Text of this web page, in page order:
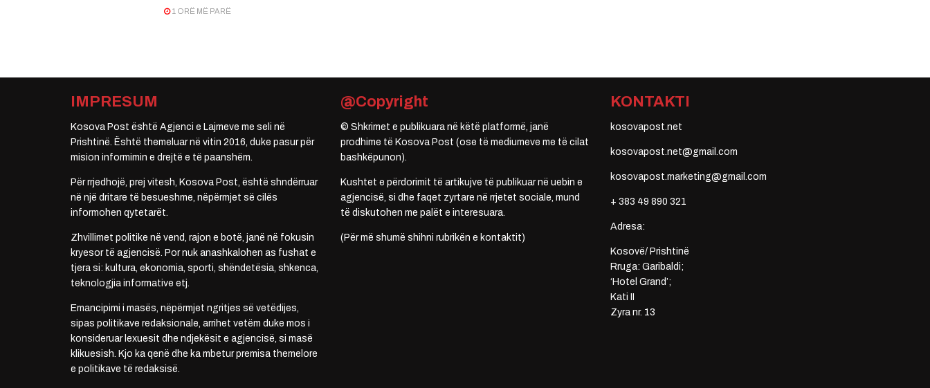
1 ORË MË PARË
IMPRESUM
Kosova Post është Agjenci e Lajmeve me seli në
Prishtinë. Është themeluar në vitin 2016, duke pasur për
mision informimin e drejtë e të paanshëm.
Për rrjedhojë, prej vitesh, Kosova Post, është shndërruar
në një dritare të besueshme, nëpërmjet së cilës
informohen qytetarët.
Zhvillimet politike në vend, rajon e botë, janë në fokusin
kryesor të agjencisë. Por nuk anashkalohen as fushat e
tjera si: kultura, ekonomia, sporti, shëndetësia, shkenca,
teknologjia informative etj.
Emancipimi i masës, nëpërmjet ngritjes së vetëdijes,
sipas politikave redaksionale, arrihet vetëm duke mos i
konsideruar lexuesit dhe ndjekësit e agjencisë, si masë
klikuesish. Kjo ka qenë dhe ka mbetur premisa themelore
e politikave të redaksisë.
@Copyright
© Shkrimet e publikuara në këtë platformë, janë
prodhime të Kosova Post (ose të mediumeve me të cilat
bashkëpunon).
Kushtet e përdorimit të artikujve të publikuar në uebin e
agjencisë, si dhe faqet zyrtare në rrjetet sociale, mund
të diskutohen me palët e interesuara.
(Për më shumë shihni rubrikën e kontaktit)
KONTAKTI
kosovapost.net
kosovapost.net@gmail.com
kosovapost.marketing@gmail.com
+ 383 49 890 321
Adresa:
Kosovë/ Prishtinë
Rruga: Garibaldi;
‘Hotel Grand’;
Kati II
Zyra nr. 13